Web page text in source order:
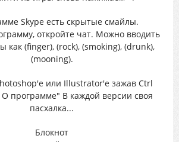
Skype есть скрытые смайлы.
откройте чат. Можно вводить
как (finger), (rock), (smoking), (drunk),
(mooning).
или Illustrator'e зажав Ctrl
программе" В каждой версии своя
пасхалка...
Блокнот